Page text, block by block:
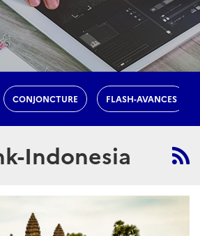
CONJONCTURE FLASH-AVANCES
Indonesia